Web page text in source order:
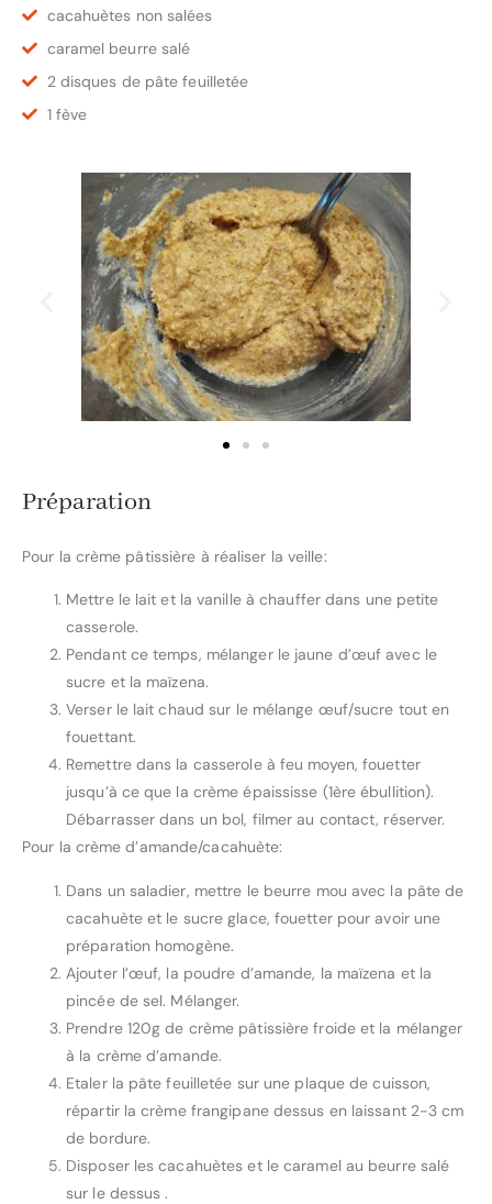
cacahuètes non salées
caramel beurre salé
2 disques de pâte feuilletée
1 fève
Préparation
Pour la crème pâtissière à réaliser la veille:
Mettre le lait et la vanille à chauffer dans une petite
casserole.
Pendant ce temps, mélanger le jaune d’œuf avec le
sucre et la maïzena.
Verser le lait chaud sur le mélange œuf/sucre tout en
fouettant.
Remettre dans la casserole à feu moyen, fouetter
jusqu’à ce que la crème épaississe (1ère ébullition).
Débarrasser dans un bol, filmer au contact, réserver.
Pour la crème d’amande/cacahuète:
Dans un saladier, mettre le beurre mou avec la pâte de
cacahuète et le sucre glace, fouetter pour avoir une
préparation homogène.
Ajouter l’œuf, la poudre d’amande, la maïzena et la
pincée de sel. Mélanger.
Prendre 120g de crème pâtissière froide et la mélanger
à la crème d’amande.
Etaler la pâte feuilletée sur une plaque de cuisson,
répartir la crème frangipane dessus en laissant 2-3 cm
de bordure.
Disposer les cacahuètes et le caramel au beurre salé
sur le dessus .